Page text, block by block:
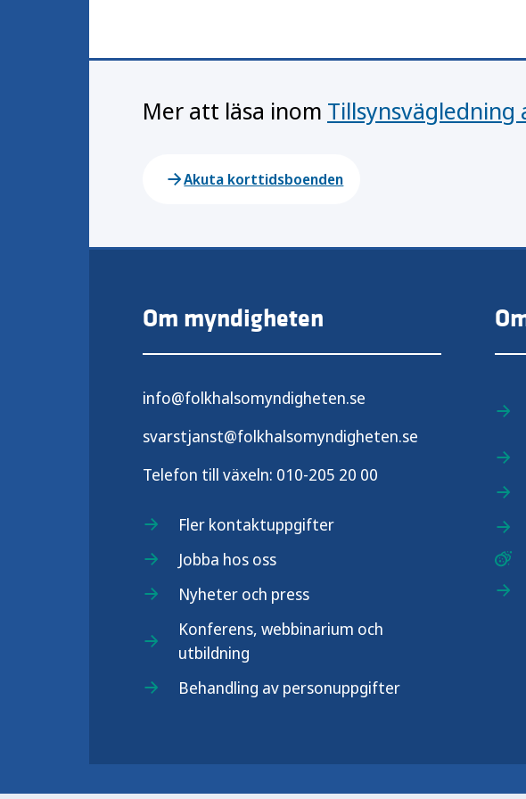
Mer att läsa inom Tillsynsvägledning
Akuta korttidsboenden
Om myndigheten
info@folkhalsomyndigheten.se
svarstjanst@folkhalsomyndigheten.se
Telefon till växeln: 010-205 20 00
Fler kontaktuppgifter
Jobba hos oss
Nyheter och press
Konferens, webbinarium och
utbildning
Behandling av personuppgifter